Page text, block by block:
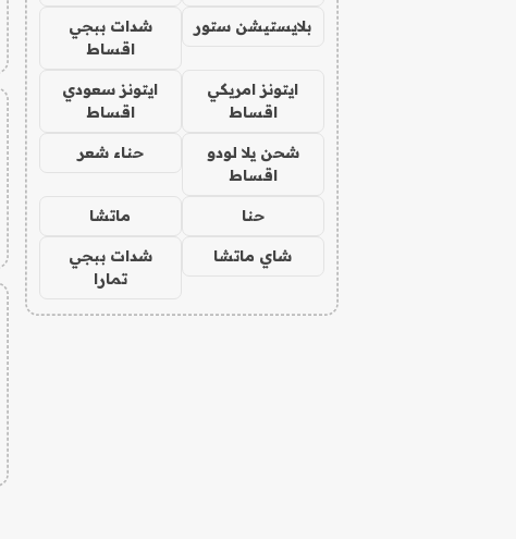
بلايستيشن ستور
شدات ببجي
اقساط
ايتونز امريكي
اقساط
ايتونز سعودي
اقساط
شحن يلا لودو
اقساط
حناء شعر
حنا ماتشا
شاي ماتشا
شدات ببجي
تمارا